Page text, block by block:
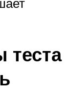
теста